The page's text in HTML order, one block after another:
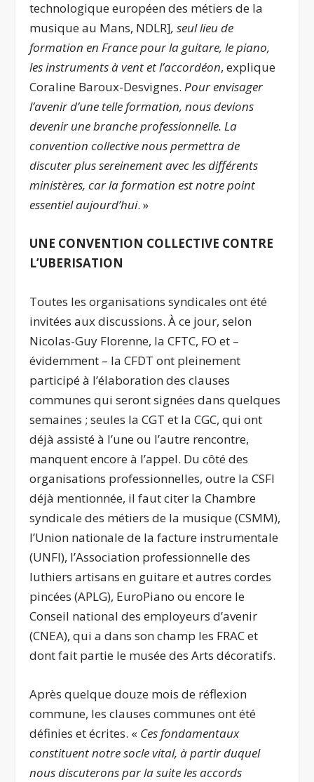
technologique européen des métiers de la
musique au Mans, NDLR], seul lieu de
formation en France pour la guitare, le piano,
les instruments à vent et l’accordéon, explique
Coraline Baroux-Desvignes.Pour envisager
l’avenir d’une telle formation, nous devions
devenir une branche professionnelle. La
convention collective nous permettra de
discuter plus sereinement avec les différents
ministères, car la formation est notre point
essentiel aujourd’hui. »
UNE CONVENTION COLLECTIVE CONTRE
L’UBERISATION
Toutes les organisations syndicales ont été
invitées aux discussions. À ce jour, selon
Nicolas-Guy Florenne, la CFTC, FO et –
évidemment – la CFDT ont pleinement
participé à l’élaboration des clauses
communes qui seront signées dans quelques
semaines ; seules la CGT et la CGC, qui ont
déjà assisté à l’une ou l’autre rencontre,
manquent encore à l’appel. Du côté des
organisations professionnelles, outre la CSFI
déjà mentionnée, il faut citer la Chambre
syndicale des métiers de la musique (CSMM),
l’Union nationale de la facture instrumentale
(UNFI), l’Association professionnelle des
luthiers artisans en guitare et autres cordes
pincées (APLG), EuroPiano ou encore le
Conseil national des employeurs d’avenir
(CNEA), qui a dans son champ les FRAC et
dont fait partie le musée des Arts décoratifs.
Après quelque douze mois de réflexion
commune, les clauses communes ont été
définies et écrites. « Ces fondamentaux
constituent notre socle vital, à partir duquel
nous discuterons par la suite les accords